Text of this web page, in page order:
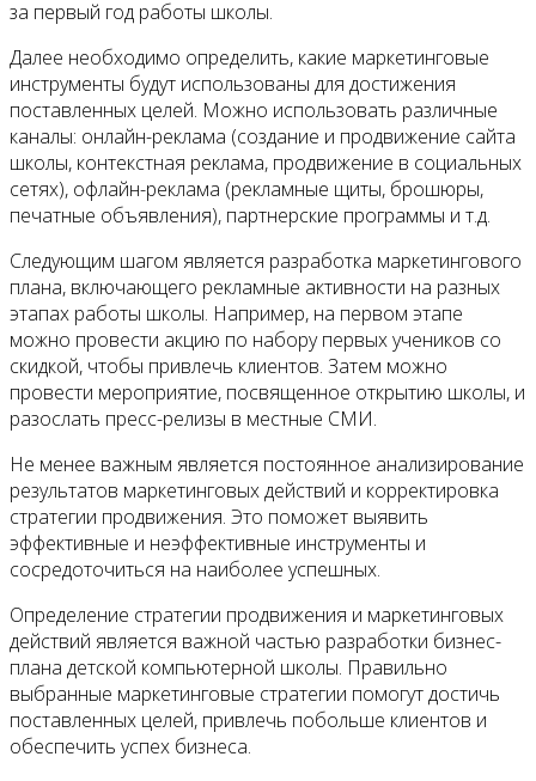
за первый год работы школы.
Далее необходимо определить, какие маркетинговые
инструменты будут использованы для достижения
поставленных целей. Можно использовать различные
каналы: онлайн-реклама (создание и продвижение сайта
школы, контекстная реклама, продвижение в социальных
сетях), офлайн-реклама (рекламные щиты, брошюры,
печатные объявления), партнерские программы и т.д.
Следующим шагом является разработка маркетингового
плана, включающего рекламные активности на разных
этапах работы школы. Например, на первом этапе
можно провести акцию по набору первых учеников со
скидкой, чтобы привлечь клиентов. Затем можно
провести мероприятие, посвященное открытию школы, и
разослать пресс-релизы в местные СМИ.
Не менее важным является постоянное анализирование
результатов маркетинговых действий и корректировка
стратегии продвижения. Это поможет выявить
эффективные и неэффективные инструменты и
сосредоточиться на наиболее успешных.
Определение стратегии продвижения и маркетинговых
действий является важной частью разработки бизнес-
плана детской компьютерной школы. Правильно
выбранные маркетинговые стратегии помогут достичь
поставленных целей, привлечь побольше клиентов и
обеспечить успех бизнеса.